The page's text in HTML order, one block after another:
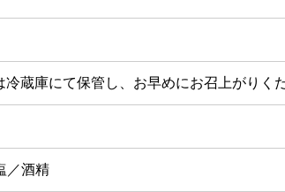
冷蔵庫にて保管し、お早めにお召上がりく
／酒精